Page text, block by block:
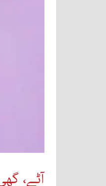
آٹے،